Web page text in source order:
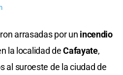
arrasadas por un incendio
la localidad deCafayate,
al suroeste de la ciudad de